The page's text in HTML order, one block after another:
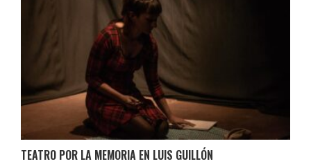
TEATRO POR LA MEMORIA EN LUIS GUILLÓN